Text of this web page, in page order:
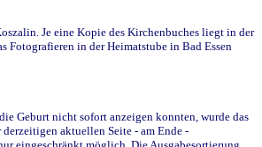
Je eine Kopie des Kirchenbuches liegt in der
Fotografieren in der Heimatstube in Bad Essen
Geburt nicht sofort anzeigen konnten, wurde das
aktuellen Seite - am Ende -